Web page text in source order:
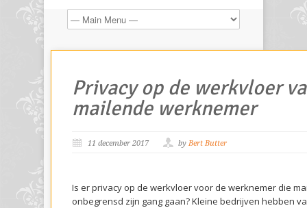
Privacy op de werkvloer
mailende werknemer
11 december 2017 by Bert Butter
Is er privacy op de werkvloer voor de werknemer die
onbegrensd zijn gang gaan? Kleine bedrijven hebben